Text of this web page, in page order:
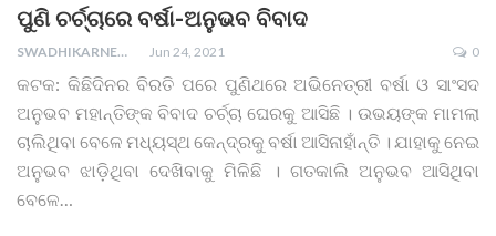
ପୁଣି ଚର୍ଚ୍ଚାରେ ବର୍ଷା-ଅନୁଭବ ବିବାଦ
SWADHIKARNEWS Jun 24, 2021 0
କଟକ: କିଛିଦିନର ବିରତି ପରେ ପୁଣିଥରେ ଅଭିନେତ୍ରୀ ବର୍ଷା ଓ ସାଂସଦ
ଅନୁଭବ ମହାନ୍ତିଙ୍କ ବିବାଦ ଚର୍ଚ୍ଚା ଘେରକୁ ଆସିଛି । ଉଭୟଙ୍କ ମାମଲା
ଚାଲିଥିବା ବେଳେ ମଧ୍ୟସ୍ଥ କେନ୍ଦ୍ରକୁ ବର୍ଷା ଆସିନାହାଁନ୍ତି । ଯାହାକୁ ନେଇ
ଅନୁଭବ ଝାଡ଼ିଥିବା ଦେଖିବାକୁ ମିଳିଛି । ଗତକାଲି ଅନୁଭବ ଆସିଥିବା
ବେଳେ…